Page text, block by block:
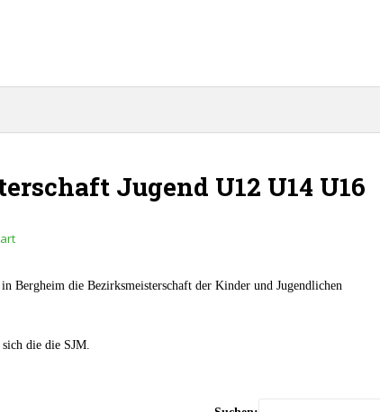
Jugend U12 U14 U16
Bergheim die Bezirksmeisterschaft der Kinder und Jugendlichen
die die SJM.